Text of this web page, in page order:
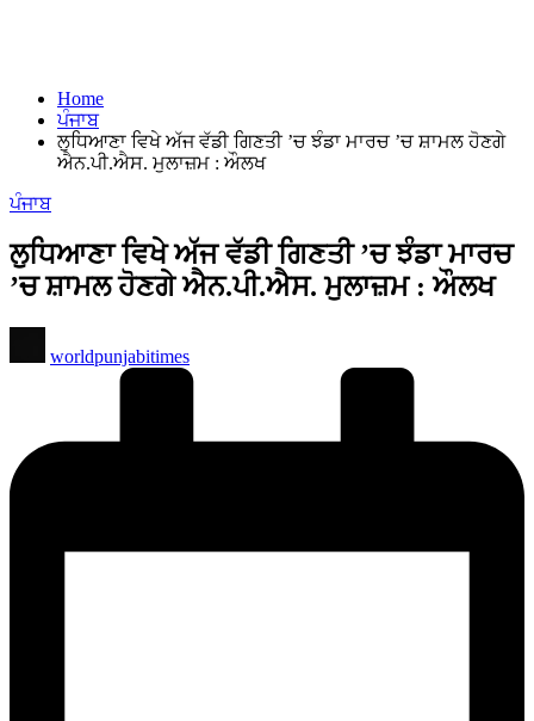
Home
ਪੰਜਾਬ
ਲੁਧਿਆਣਾ ਵਿਖੇ ਅੱਜ ਵੱਡੀ ਗਿਣਤੀ ’ਚ ਝੰਡਾ ਮਾਰਚ ’ਚ ਸ਼ਾਮਲ ਹੋਣਗੇ
ਐਨ.ਪੀ.ਐਸ. ਮੁਲਾਜ਼ਮ : ਔਲਖ
Posted
ਪੰਜਾਬ
ਲੁਧਿਆਣਾ ਵਿਖੇ ਅੱਜ ਵੱਡੀ ਗਿਣਤੀ ’ਚ ਝੰਡਾ ਮਾਰਚ
’ਚ ਸ਼ਾਮਲ ਹੋਣਗੇ ਐਨ.ਪੀ.ਐਸ. ਮੁਲਾਜ਼ਮ : ਔਲਖ
worldpunjabitimes